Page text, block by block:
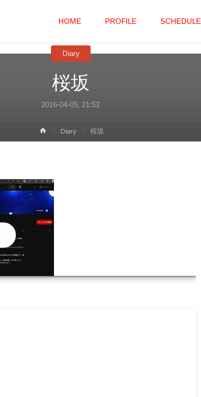
テ
ン
へ
HOME PROFILE SCHEDULE
桜坂
2016-04-05, 21:53
Diary
ホ
ー
Diary 桜坂